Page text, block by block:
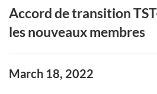
Accord de transition
les nouveaux membres
March 18, 2022